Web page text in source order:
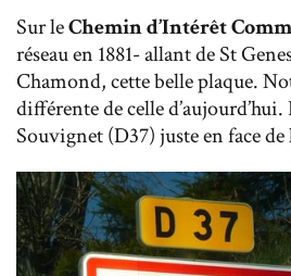
Sur leChemin d’Intérêt
réseau en 1881- allant de St
Chamond, cette belle plaque.
différente de celle
Souvignet (D37) juste en face de